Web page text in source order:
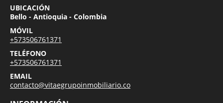
UBICACIÓN Y CONTACTO
UBICACIÓN
Bello - Antioquia - Colombia
MÓVIL
+573506761371
TELÉFONO
+573506761371
EMAIL
contacto@vitaegrupoinmobiliario.co